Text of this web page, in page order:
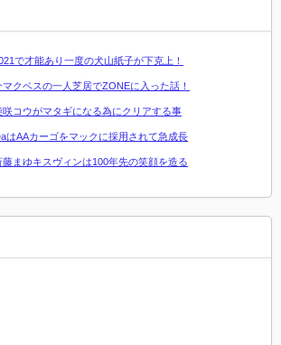
で才能あり一度の犬山紙子が下克上！
クベスの一人芝居でZONEに入った話！
咲コウがマタギになる為にクリアする事
はAAカーゴをマックに採用されて急成長
まゆキスヴィンは100年先の笑顔を造る